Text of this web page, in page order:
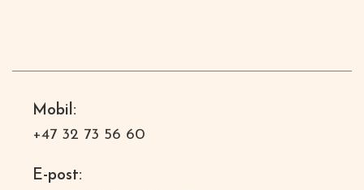
Mobil:
+47 32 73 56 60
E-post: